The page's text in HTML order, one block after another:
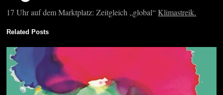
17 Uhr auf dem Marktplatz: Zeitgleich „global“Klimastreik.
Related Posts